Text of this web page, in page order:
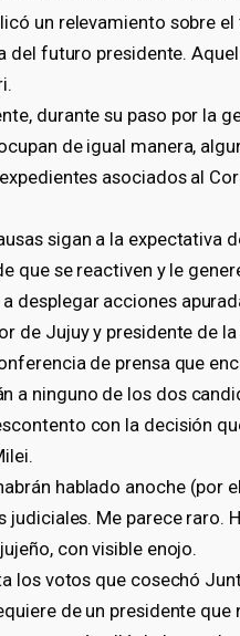
un relevamiento sobre
del futuro presidente.
durante su paso por la
de igual manera,
asociados al
sigan a la expectativa
que se reactiven y le
desplegar acciones
de Jujuy y presidente de
de prensa que
a ninguno de los dos
con la decisión
hablado anoche (por
judiciales. Me parece raro.
con visible enojo.
los votos que cosechó
de un presidente